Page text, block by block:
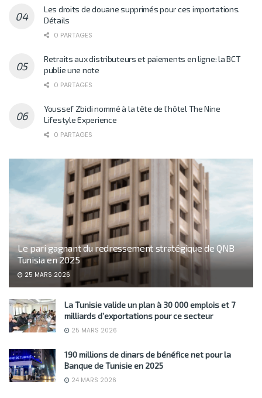
Les droits de douane supprimés pour ces importations.
Détails
0 PARTAGES
Retraits aux distributeurs et paiements en ligne: la BCT
publie une note
0 PARTAGES
Youssef Zbidi nommé à la tête de l’hôtel The Nine
Lifestyle Experience
0 PARTAGES
Le pari gagnant du redressement stratégique de QNB
Tunisia en 2025
25 MARS 2026
La Tunisie valide un plan à 30 000 emplois et 7
milliards d’exportations pour ce secteur
25 MARS 2026
190 millions de dinars de bénéfice net pour la
Banque de Tunisie en 2025
24 MARS 2026